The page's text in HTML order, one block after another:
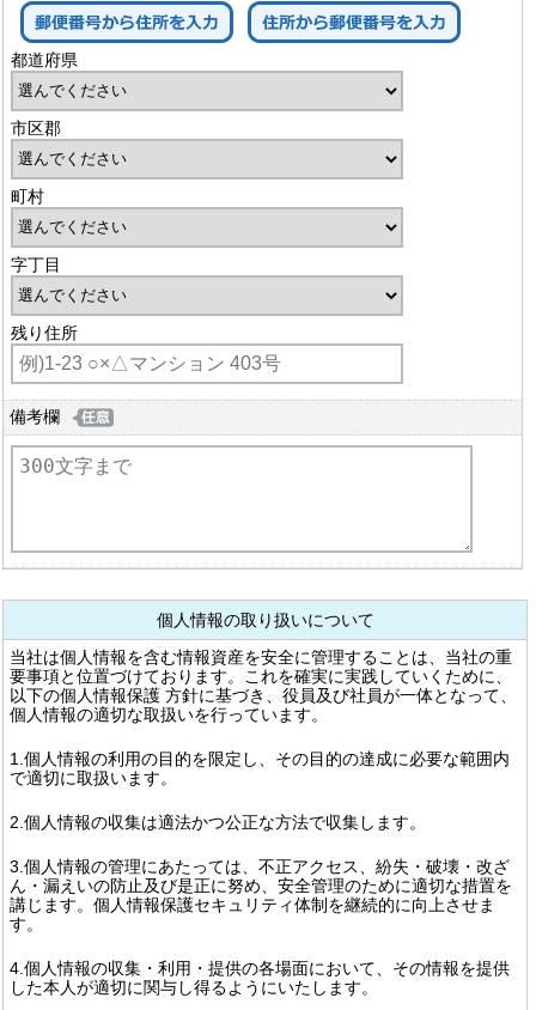
都道府県
市区郡
町村
字丁目
残り住所
備考欄
個人情報の取り扱いについて
当社は個人情報を含む情報資産を安全に管理することは、当社の重
要事項と位置づけております。これを確実に実践していくために、
以下の個人情報保護 方針に基づき、役員及び社員が一体となって、
個人情報の適切な取扱いを行っています。
1.個人情報の利用の目的を限定し、その目的の達成に必要な範囲内
で適切に取扱います。
2.個人情報の収集は適法かつ公正な方法で収集します。
3.個人情報の管理にあたっては、不正アクセス、紛失・破壊・改ざ
ん・漏えいの防止及び是正に努め、安全管理のために適切な措置を
講じます。個人情報保護セキュリティ体制を継続的に向上させま
す。
4.個人情報の収集・利用・提供の各場面において、その情報を提供
した本人が適切に関与し得るようにいたします。